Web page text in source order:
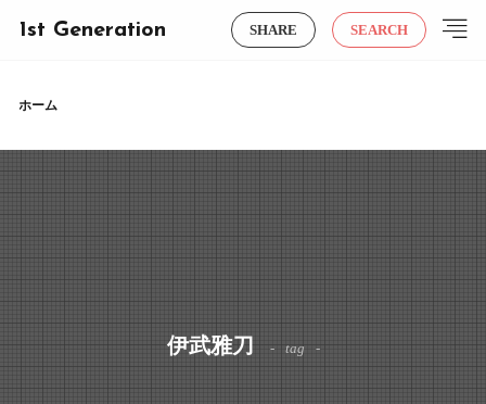
1st Generation SHARE SEARCH
ホーム
伊武雅刀 tag